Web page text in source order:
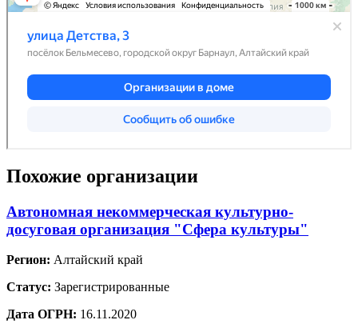
Похожие организации
Автономная некоммерческая культурно-
досуговая организация "Сфера культуры"
Регион: Алтайский край
Статус: Зарегистрированные
Дата ОГРН: 16.11.2020